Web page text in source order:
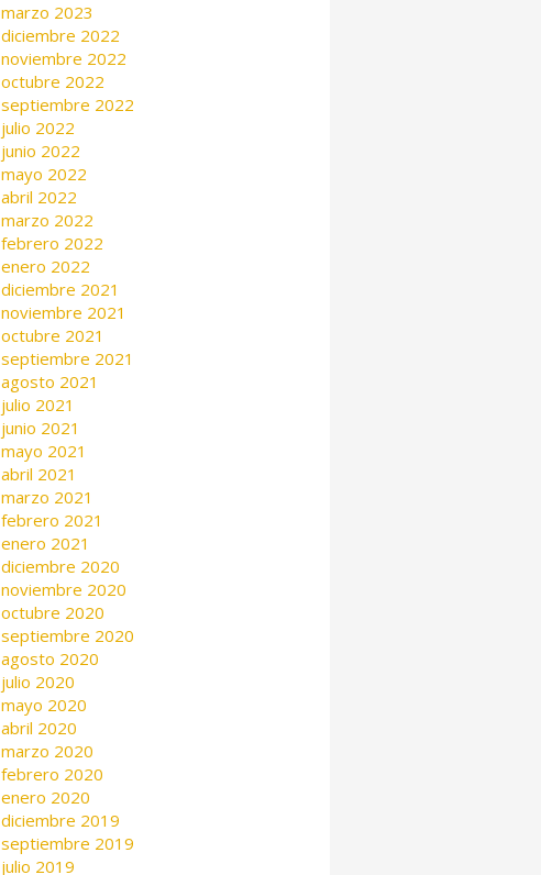
marzo 2023
diciembre 2022
noviembre 2022
octubre 2022
septiembre 2022
julio 2022
junio 2022
mayo 2022
abril 2022
marzo 2022
febrero 2022
enero 2022
diciembre 2021
noviembre 2021
octubre 2021
septiembre 2021
agosto 2021
julio 2021
junio 2021
mayo 2021
abril 2021
marzo 2021
febrero 2021
enero 2021
diciembre 2020
noviembre 2020
octubre 2020
septiembre 2020
agosto 2020
julio 2020
mayo 2020
abril 2020
marzo 2020
febrero 2020
enero 2020
diciembre 2019
septiembre 2019
julio 2019